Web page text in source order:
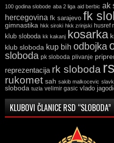
100 godina slobode aba 2 liga aid berbic ak
hercegovina fk sarajevo fk
gimnastika hkk siroki hkk zrinjski husref
klub sloboda kk kakanj kosarka
klub sloboda kup bih odbojka
sloboda pk sloboda plivanje
reprezentacija rk sloboda
rukomet sah sakib malkocevic
sloboda tuzla velimir gasic vlado
KLUBOVI ČLANICE RSD “SLOBODA”